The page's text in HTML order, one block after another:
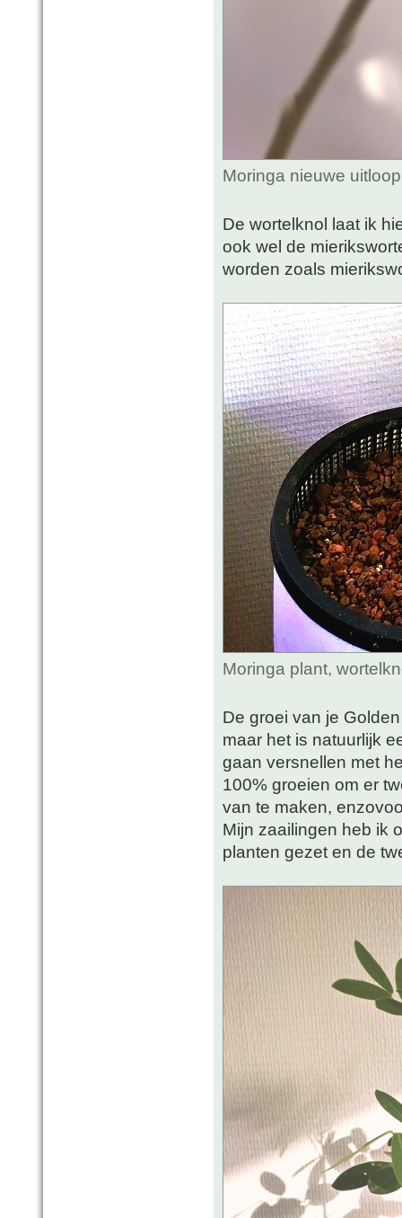
Moringa nieuwe
De wortelknol laat ik
ook wel de
worden zoals
Moringa plant,
De groei van je
maar het is natuurlijk
gaan versnellen met
100% groeien om er
van te maken,
Mijn zaailingen heb ik
planten gezet en de